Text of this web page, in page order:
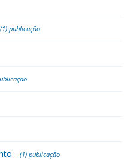
(1) publicação
- (1) publicação